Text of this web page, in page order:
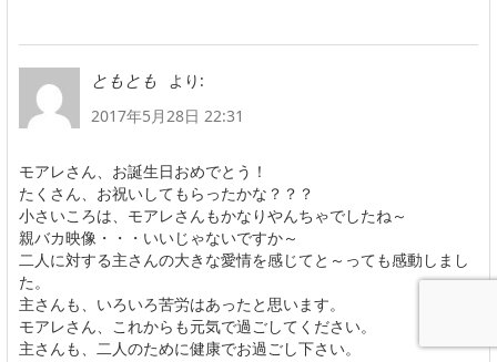
ともとも
より:
2017年5月28日 22:31
モアレさん、お誕生日おめでとう！
たくさん、お祝いしてもらったかな？？？
小さいころは、モアレさんもかなりやんちゃでしたね～
親バカ映像・・・いいじゃないですか～
二人に対する主さんの大きな愛情を感じてと～っても感動しまし
た。
主さんも、いろいろ苦労はあったと思います。
モアレさん、これからも元気で過ごしてください。
主さんも、二人のために健康でお過ごし下さい。